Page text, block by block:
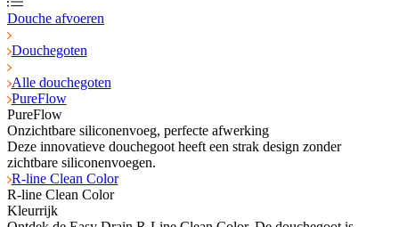
Douche afvoeren
Douchegoten
Alle douchegoten
PureFlow
PureFlow
Onzichtbare siliconenvoeg, perfecte afwerking
Deze innovatieve douchegoot heeft een strak design zonder
zichtbare siliconenvoegen.
R-line Clean Color
R-line Clean Color
Kleurrijk